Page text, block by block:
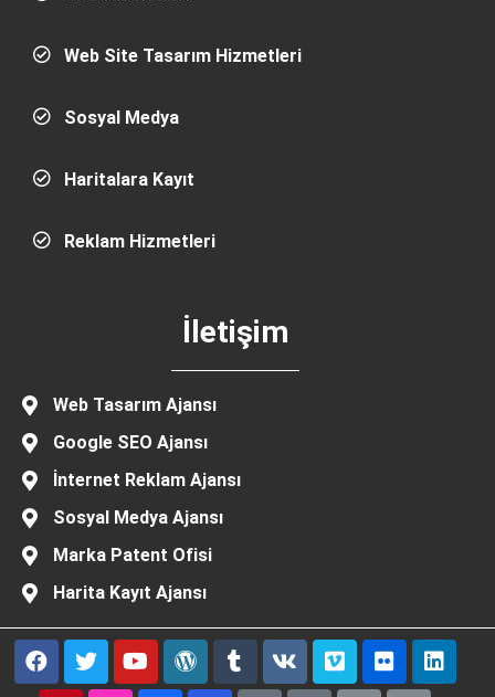
Web Site Tasarım Hizmetleri
Sosyal Medya
Haritalara Kayıt
Reklam Hizmetleri
İletişim
Web Tasarım Ajansı
Google SEO Ajansı
İnternet Reklam Ajansı
Sosyal Medya Ajansı
Marka Patent Ofisi
Harita Kayıt Ajansı